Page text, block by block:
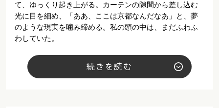
て、ゆっくり起き上がる。カーテンの隙間から差し込む
光に目を細め、「ああ、ここは京都なんだなあ」と、夢
のような現実を噛み締める。私の頭の中は、まだふわふ
わしていた。
今日で、この家に住み始めてからちょうど1ヶ月。京都に
来てからの毎日はあっという間で、1年なんて一瞬で過ぎ
続きを読む